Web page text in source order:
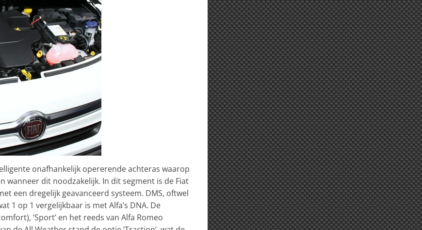
onafhankelijk opererende achteras waarop
wanneer dit noodzakelijk. In dit segment is de Fiat
een dregelijk geavanceerd systeem. DMS, oftwel
1 op 1 vergelijkbaar is met Alfa’s DNA. De
‘Sport’ en het reeds van Alfa Romeo